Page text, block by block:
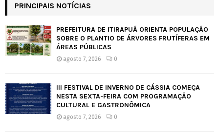
PRINCIPAIS NOTÍCIAS
PREFEITURA DE ITIRAPUÃ ORIENTA POPULAÇÃO
SOBRE O PLANTIO DE ÁRVORES FRUTÍFERAS EM
ÁREAS PÚBLICAS
agosto 7, 2026 0
III FESTIVAL DE INVERNO DE CÁSSIA COMEÇA
NESTA SEXTA-FEIRA COM PROGRAMAÇÃO
CULTURAL E GASTRONÔMICA
agosto 7, 2026 0